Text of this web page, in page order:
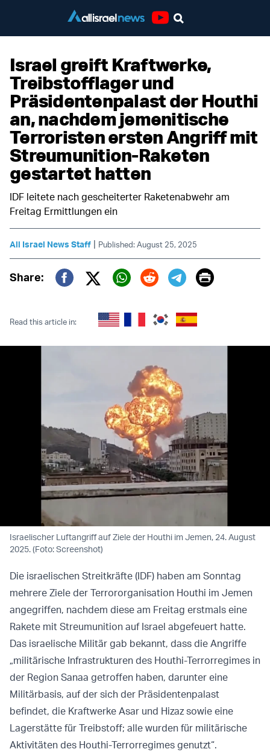
Israel greift Kraftwerke,
Treibstofflager und
Präsidentenpalast der Houthi
an, nachdem jemenitische
Terroristen ersten Angriff mit
Streumunition-Raketen
gestartet hatten
IDF leitete nach gescheiterter Raketenabwehr am
Freitag Ermittlungen ein
All Israel News Staff | Published: August 25, 2025
Share:
Twitter (X)
Print
Read this article in:
Israelischer Luftangriff auf Ziele der Houthi im Jemen, 24. August
2025. (Foto: Screenshot)
Die israelischen Streitkräfte (IDF) haben am Sonntag
mehrere Ziele der Terrororganisation Houthi im Jemen
angegriffen, nachdem diese am Freitag erstmals eine
Rakete mit Streumunition auf Israel abgefeuert hatte.
Das israelische Militär gab bekannt, dass die Angriffe
„militärische Infrastrukturen des Houthi-Terrorregimes in
der Region Sanaa getroffen haben, darunter eine
Militärbasis, auf der sich der Präsidentenpalast
befindet, die Kraftwerke Asar und Hizaz sowie eine
Lagerstätte für Treibstoff; alle wurden für militärische
Aktivitäten des Houthi-Terrorregimes genutzt“.